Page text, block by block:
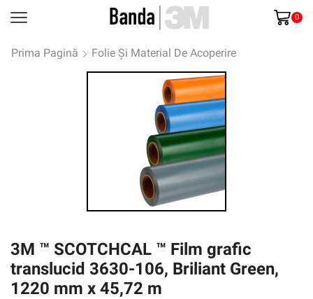
0
Prima Pagină Folie Și Material De Acoperire
3M ™ SCOTCHCAL ™ Film grafic
translucid 3630-106, Briliant Green,
1220 mm x 45,72 m